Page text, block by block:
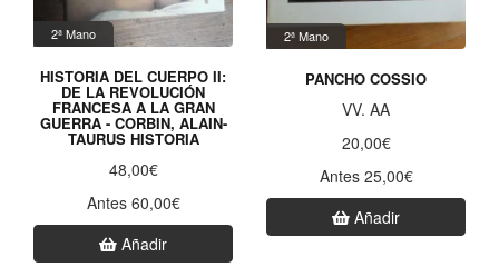
2ª Mano
HISTORIA DEL CUERPO II:
DE LA REVOLUCIÓN
FRANCESA A LA GRAN
GUERRA - CORBIN, ALAIN-
TAURUS HISTORIA
48,00€
Antes 60,00€
Añadir
2ª Mano
PANCHO COSSIO
VV. AA
20,00€
Antes 25,00€
Añadir